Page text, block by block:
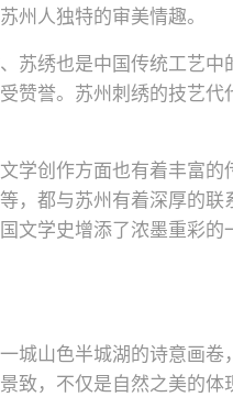
州人独特的审美情趣。
苏绣也是中国传统工艺
赞誉。苏州刺绣的技艺
学创作方面也有着丰富
，都与苏州有着深厚的
文学史增添了浓墨重彩的
城山色半城湖的诗意画
致，不仅是自然之美的